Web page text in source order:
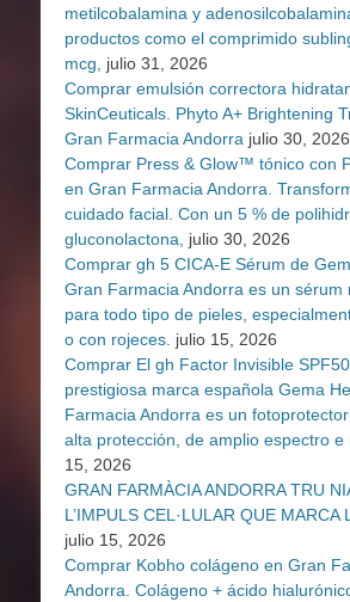
metilcobalamina y
productos como el comprimido
mcg,
julio 31, 2026
Comprar emulsión correctora
SkinCeuticals. Phyto A+ Brightening
Gran Farmacia Andorra julio 30, 2026
Comprar Press & Glow™ tónico con
en Gran Farmacia Andorra.
cuidado facial. Con un 5 % de
gluconolactona,
julio 30, 2026
Comprar gh 5 CICA-E Sérum de
Gran Farmacia Andorra es un sérum
para todo tipo de pieles,
o con rojeces. julio 15, 2026
Comprar El gh Factor Invisible
prestigiosa marca española Gema
Farmacia Andorra es un
alta protección, de amplio espectro e
15, 2026
GRAN FARMÀCIA ANDORRA TRU
L’IMPULS CEL·LULAR QUE MARCA
julio 15, 2026
Comprar Kobho colágeno en Gran
Andorra. Colágeno + ácido